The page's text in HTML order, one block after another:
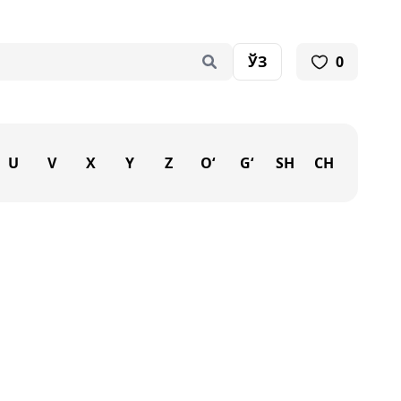
ЎЗ 0
U V X Y Z O‘ G‘ SH CH